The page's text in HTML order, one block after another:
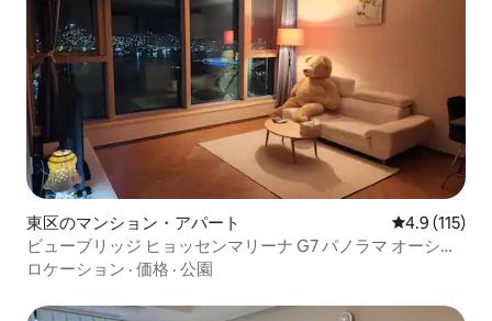
東区のマンション・アパート レビュー115
4.9 (115)
ビューブリッジ ヒョッセンマリーナ G7 パノラマ オーシャ
ンビュー 高層 20平 釜山港大橋正面からの眺め 釜山駅徒歩2
ロケーション · 価格 · 公園